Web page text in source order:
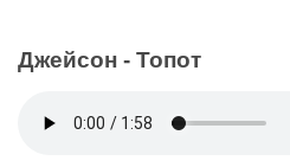
Джейсон - Топот